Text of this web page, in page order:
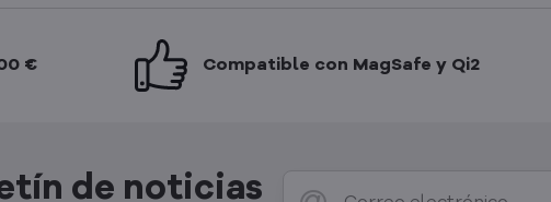
€ Compatible con MagSafe y Qi2
de noticias